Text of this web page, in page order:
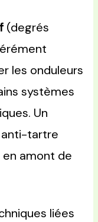
(degrés
les onduleurs
systèmes
Un
anti-tartre
amont de
liées